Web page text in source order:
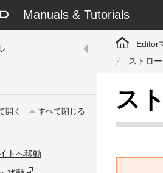
Manuals & Tutorials
開く すべて閉じる
トへ移動
Editor
ストロ
ス